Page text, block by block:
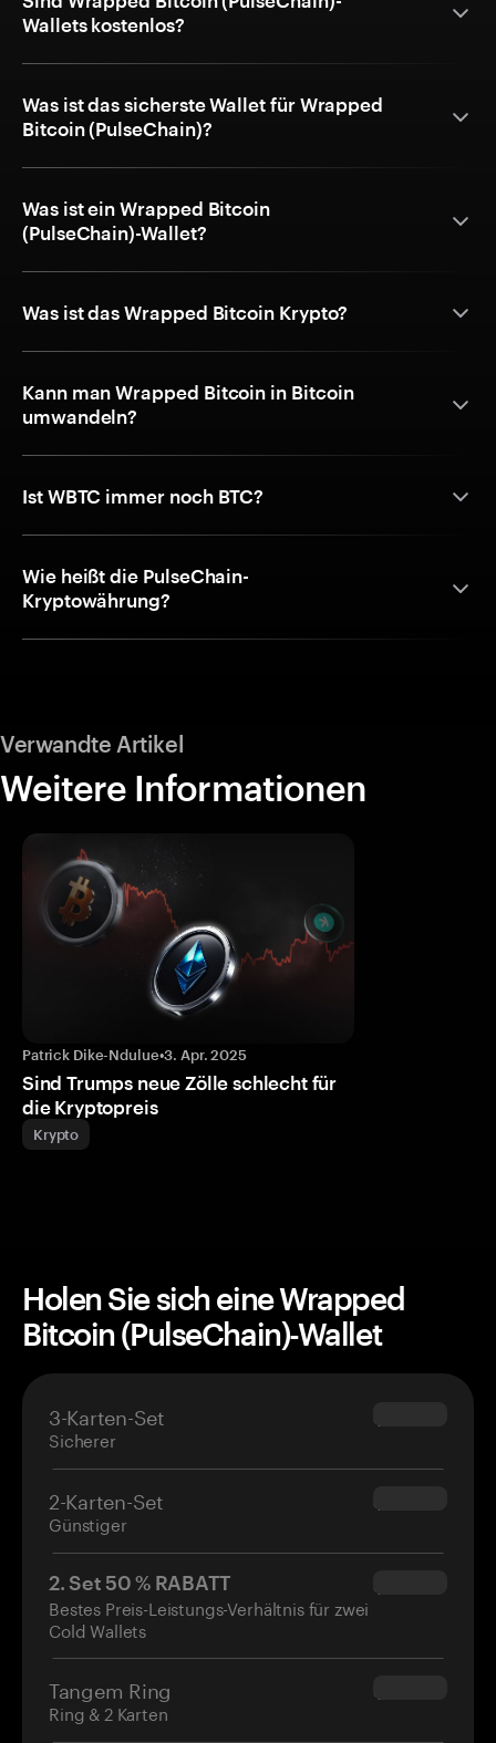
Wallets kostenlos?
Was ist das sicherste Wallet für Wrapped
Bitcoin (PulseChain)?
Was ist ein Wrapped Bitcoin
(PulseChain)-Wallet?
Was ist das Wrapped Bitcoin Krypto?
Kann man Wrapped Bitcoin in Bitcoin
umwandeln?
Ist WBTC immer noch BTC?
Wie heißt die PulseChain-
Kryptowährung?
Verwandte Artikel
Weitere Informationen
Patrick Dike-Ndulue•3. Apr. 2025
Sind Trumps neue Zölle schlecht für
die Kryptopreis
Krypto
Holen Sie sich eine Wrapped
Bitcoin (PulseChain)-Wallet
3-Karten-Set
Sicherer
$69.90
2-Karten-Set
Günstiger
$54.90
2. Set 50 % RABATT
Bestes Preis-Leistungs-Verhältnis für zwei
Cold Wallets
$34.95
Tangem Ring
Ring & 2 Karten
$160.00